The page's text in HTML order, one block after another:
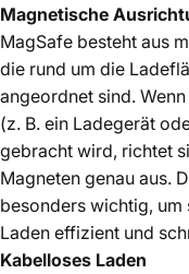
Magnetische
MagSafe besteht aus
die rund um die
angeordnet sind.
(z. B. ein Ladegerät
gebracht wird, richtet
Magneten genau aus.
besonders wichtig,
Laden effizient und
Kabelloses Laden